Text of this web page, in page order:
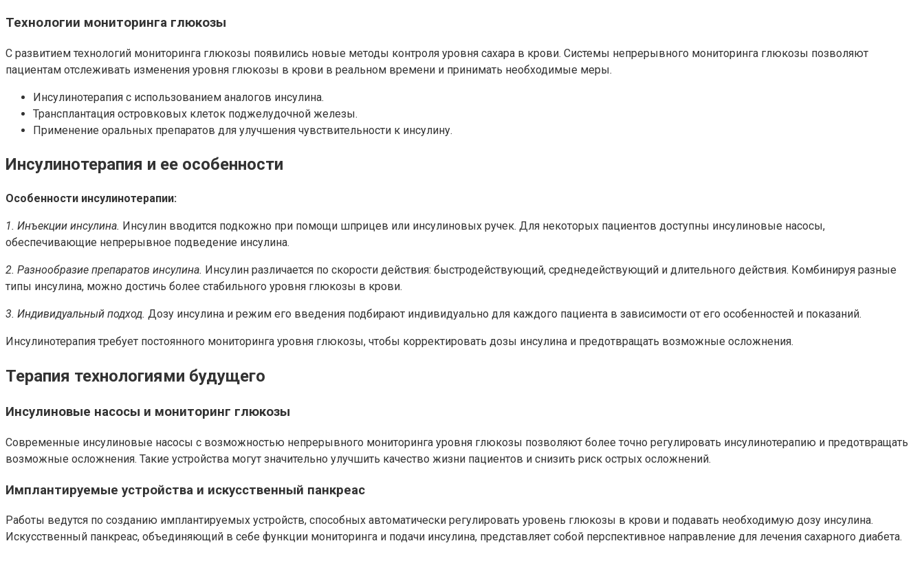
Технологии мониторинга глюкозы
С развитием технологий мониторинга глюкозы появились новые методы контроля уровня сахара в крови. Системы непрерывного мониторинга глюкозы позволяют
пациентам отслеживать изменения уровня глюкозы в крови в реальном времени и принимать необходимые меры.
Инсулинотерапия с использованием аналогов инсулина.
Трансплантация островковых клеток поджелудочной железы.
Применение оральных препаратов для улучшения чувствительности к инсулину.
Инсулинотерапия и ее особенности
Особенности инсулинотерапии:
1. Инъекции инсулина. Инсулин вводится подкожно при помощи шприцев или инсулиновых ручек. Для некоторых пациентов доступны инсулиновые насосы,
обеспечивающие непрерывное подведение инсулина.
2. Разнообразие препаратов инсулина. Инсулин различается по скорости действия: быстродействующий, среднедействующий и длительного действия. Комбинируя разные
типы инсулина, можно достичь более стабильного уровня глюкозы в крови.
3. Индивидуальный подход. Дозу инсулина и режим его введения подбирают индивидуально для каждого пациента в зависимости от его особенностей и показаний.
Инсулинотерапия требует постоянного мониторинга уровня глюкозы, чтобы корректировать дозы инсулина и предотвращать возможные осложнения.
Терапия технологиями будущего
Инсулиновые насосы и мониторинг глюкозы
Современные инсулиновые насосы с возможностью непрерывного мониторинга уровня глюкозы позволяют более точно регулировать инсулинотерапию и предотвращать
возможные осложнения. Такие устройства могут значительно улучшить качество жизни пациентов и снизить риск острых осложнений.
Имплантируемые устройства и искусственный панкреас
Работы ведутся по созданию имплантируемых устройств, способных автоматически регулировать уровень глюкозы в крови и подавать необходимую дозу инсулина.
Искусственный панкреас, объединяющий в себе функции мониторинга и подачи инсулина, представляет собой перспективное направление для лечения сахарного диабета.